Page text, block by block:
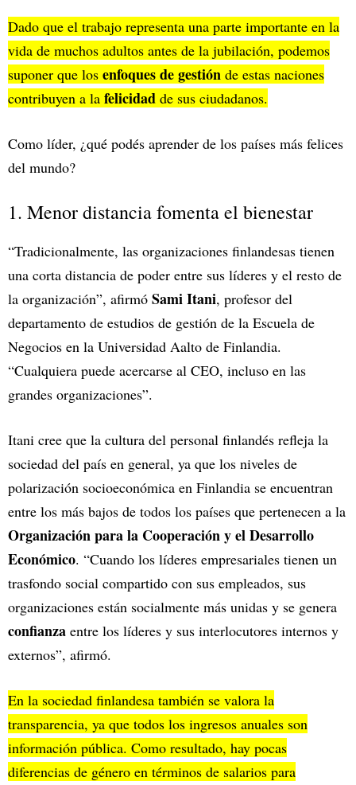
Dado que el trabajo representa una parte importante en la
vida de muchos adultos antes de la jubilación, podemos
suponer que los enfoques de gestión de estas naciones
contribuyen a la felicidad de sus ciudadanos.
Como líder, ¿qué podés aprender de los países más felices
del mundo?
1. Menor distancia fomenta el bienestar
“Tradicionalmente, las organizaciones finlandesas tienen
una corta distancia de poder entre sus líderes y el resto de
la organización”, afirmó Sami Itani, profesor del
departamento de estudios de gestión de la Escuela de
Negocios en la Universidad Aalto de Finlandia.
“Cualquiera puede acercarse al CEO, incluso en las
grandes organizaciones”.
Itani cree que la cultura del personal finlandés refleja la
sociedad del país en general, ya que los niveles de
polarización socioeconómica en Finlandia se encuentran
entre los más bajos de todos los países que pertenecen a la
Organización para la Cooperación y el Desarrollo
Económico. “Cuando los líderes empresariales tienen un
trasfondo social compartido con sus empleados, sus
organizaciones están socialmente más unidas y se genera
confianza entre los líderes y sus interlocutores internos y
externos”, afirmó.
En la sociedad finlandesa también se valora la
transparencia, ya que todos los ingresos anuales son
información pública. Como resultado, hay pocas
diferencias de género en términos de salarios para